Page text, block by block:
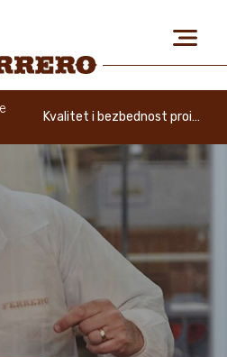
Kvalitet i bezbednost proizvoda